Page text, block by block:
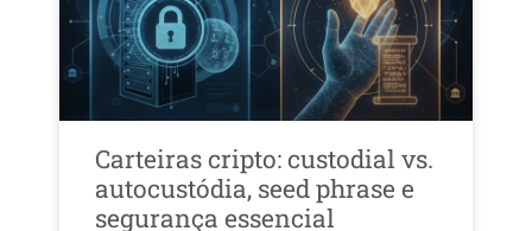
Carteiras cripto: custodial vs.
autocustódia, seed phrase e
segurança essencial